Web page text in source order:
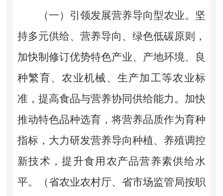
（一）引领发展营养导向型农业。坚
持多元供给、营养导向、绿色低碳原则，
加快制修订优势特色产业、产地环境、良
种繁育、农业机械、生产加工等农业标
准，提高食品与营养协同供给能力。加快
推动特色品种选育，将营养品质作为育种
指标，大力研发营养导向种植、养殖调控
新技术，提升食用农产品营养素供给水
平。（省农业农村厅、省市场监管局按职